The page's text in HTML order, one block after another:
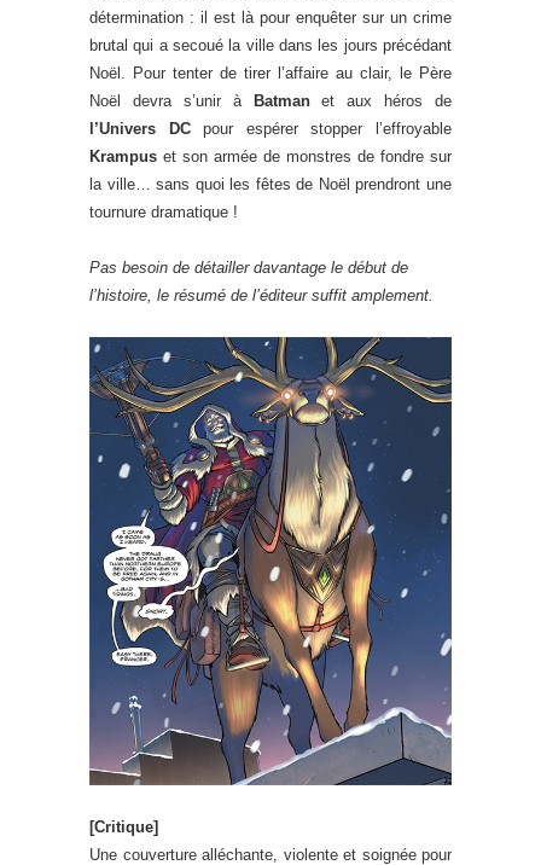
détermination : il est là pour enquêter sur un crime
brutal qui a secoué la ville dans les jours précédant
Noël. Pour tenter de tirer l’affaire au clair, le Père
Noël devra s’unir à
Batmanet aux héros de
l’Univers DCpour espérer stopper l’effroyable
Krampus et son armée de monstres de fondre sur
la ville… sans quoi les fêtes de Noël prendront une
tournure dramatique !
Pas besoin de détailler davantage le début de
l’histoire, le résumé de l’éditeur suffit amplement.
[Critique]
Une couverture alléchante, violente et soignée pour